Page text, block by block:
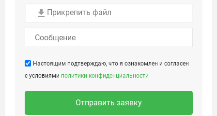
Прикрепить файл
Настоящим подтверждаю, что я ознакомлен и согласен
с условиями политики конфиденциальности
Отправить заявку